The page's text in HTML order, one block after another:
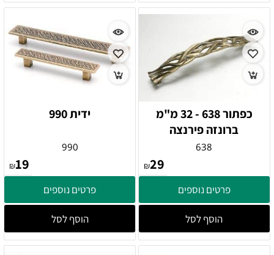
כפתור 638 - 32 מ"מ
ברונזה פירנצה
638
₪29
פרטים נוספים
הוסף לסל
ידית 990
990
₪19
פרטים נוספים
הוסף לסל